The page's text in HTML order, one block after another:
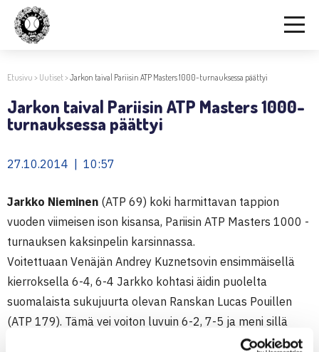
Etusivu > Uutiset>Jarkon taival Pariisin ATP Masters 1000-turnauksessa päättyi
Jarkon taival Pariisin ATP Masters 1000-
turnauksessa päättyi
27.10.2014 | 10:57
Jarkko Nieminen (ATP 69) koki harmittavan tappion
vuoden viimeisen ison kisansa, Pariisin ATP Masters 1000 -
turnauksen kaksinpelin karsinnassa.
Voitettuaan Venäjän Andrey Kuznetsovin ensimmäisellä
kierroksella 6-4, 6-4 Jarkko kohtasi äidin puolelta
suomalaista sukujuurta olevan Ranskan Lucas Pouillen
(ATP 179). Tämä vei voiton luvuin 6-2, 7-5 ja meni sillä
pääsarjaan, jossa kohtaa Kroatian Ivo Karlovicin.